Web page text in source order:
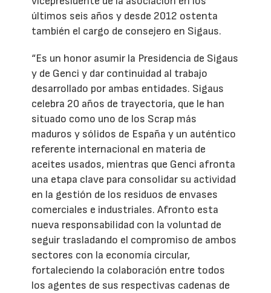
últimos seis años y desde 2012 ostenta
también el cargo de consejero en Sigaus.
“Es un honor asumir la Presidencia de Sigaus
y de Genci y dar continuidad al trabajo
desarrollado por ambas entidades. Sigaus
celebra 20 años de trayectoria, que le han
situado como uno de los Scrap más
maduros y sólidos de España y un auténtico
referente internacional en materia de
aceites usados, mientras que Genci afronta
una etapa clave para consolidar su actividad
en la gestión de los residuos de envases
comerciales e industriales. Afronto esta
nueva responsabilidad con la voluntad de
seguir trasladando el compromiso de ambos
sectores con la economía circular,
fortaleciendo la colaboración entre todos
los agentes de sus respectivas cadenas de